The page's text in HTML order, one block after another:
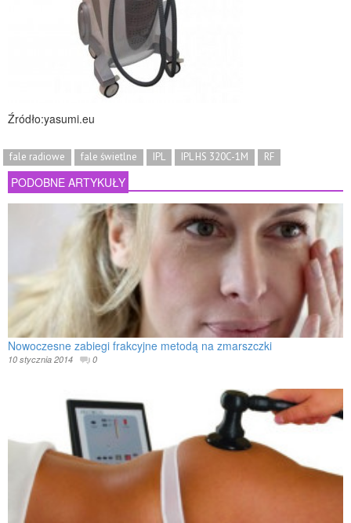
Źródło:yasumi.eu
fale radiowe fale świetlne IPL IPL HS 320C-1M RF
PODOBNE ARTYKUŁY
Nowoczesne zabiegi frakcyjne metodą na zmarszczki
10 stycznia 2014 0